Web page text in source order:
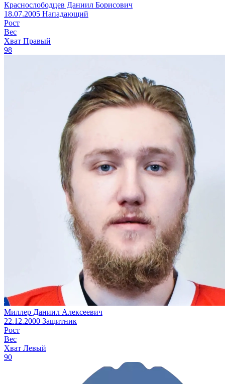
Краснослободцев Даниил Борисович
18.07.2005 Нападающий
Рост
Вес
Хват Правый
98
Миллер Даниил Алексеевич
22.12.2000 Защитник
Рост
Вес
Хват Левый
90